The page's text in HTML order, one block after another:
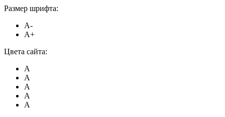
Размер шрифта:
A-
A+
Цвета сайта:
A
A
A
A
A